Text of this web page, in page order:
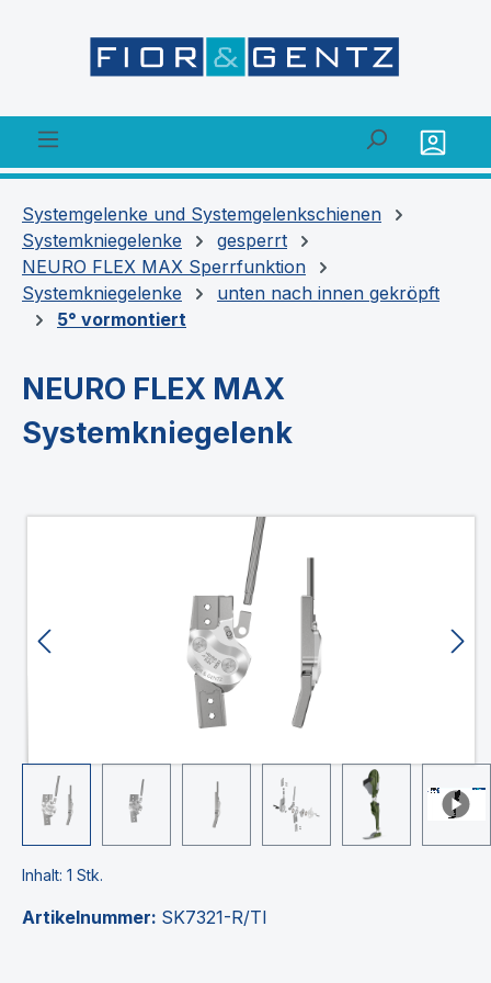
Systemgelenke und Systemgelenkschienen
Systemkniegelenke
gesperrt
NEURO FLEX MAX Sperrfunktion
Systemkniegelenke
unten nach innen gekröpft
5° vormontiert
NEURO FLEX MAX
Systemkniegelenk
Inhalt: 1 Stk.
Artikelnummer: SK7321-R/TI